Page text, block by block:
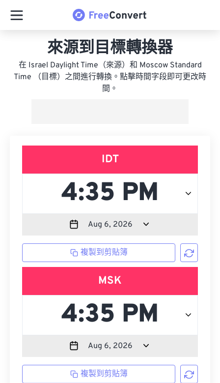
來源到目標轉換器
在 Israel Daylight Time（來源）和 Moscow Standard
Time （目標）之間進行轉換。點擊時間字段即可更改時
間。
IDT
複製到剪貼簿
MSK
複製到剪貼簿